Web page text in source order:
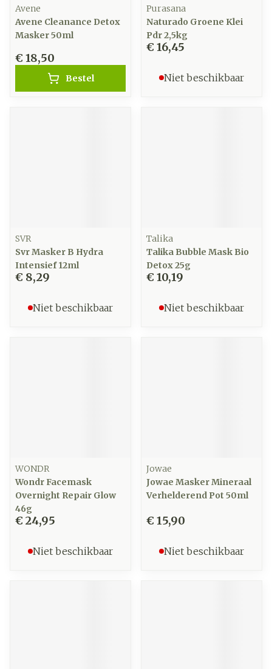
Avene
Avene Cleanance Detox
Masker 50ml
€ 18,50
Bestel
Purasana
Naturado Groene Klei
Pdr 2,5kg
€ 16,45
Niet beschikbaar
SVR
Svr Masker B Hydra
Intensief 12ml
€ 8,29
Niet beschikbaar
Talika
Talika Bubble Mask Bio
Detox 25g
€ 10,19
Niet beschikbaar
WONDR
Wondr Facemask
Overnight Repair Glow
46g
€ 24,95
Niet beschikbaar
Jowae
Jowae Masker Mineraal
Verhelderend Pot 50ml
€ 15,90
Niet beschikbaar